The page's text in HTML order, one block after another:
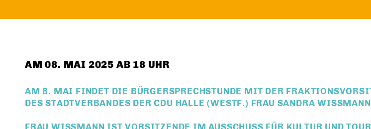
AM 08. MAI 2025 AB 18 UHR
AM 8. MAI FINDET DIE BÜRGERSPRECHSTUNDE MIT DER
DES STADTVERBANDES DER CDU HALLE (WESTF.) FRAU SANDRA